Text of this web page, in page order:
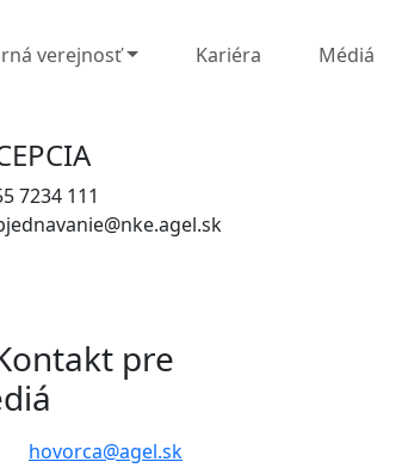
verejnosť Kariéra Médiá
7234 111
pre
hovorca@agel.sk